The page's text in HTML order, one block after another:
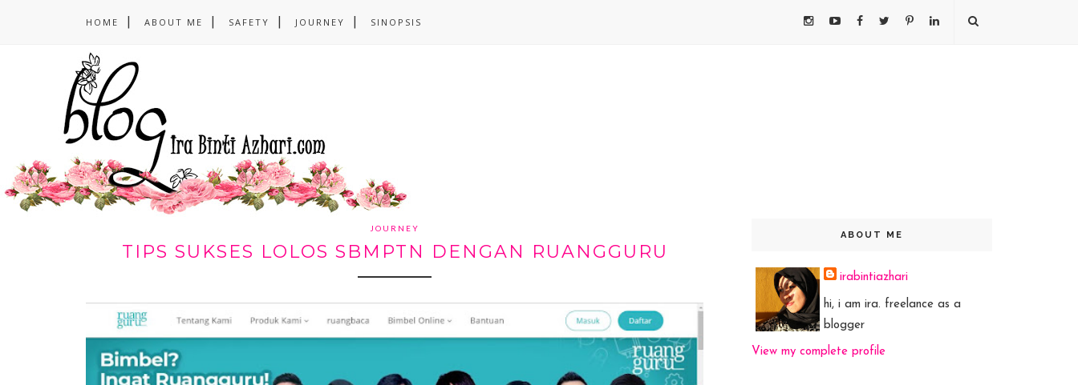
HOME ABOUT ME SAFETY JOURNEY SINOPSIS
JOURNEY
TIPS SUKSES LOLOS SBMPTN DENGAN RUANGGURU
ABOUT ME
irabintiazhari
hi, i am ira. freelance as a
blogger
View my complete profile